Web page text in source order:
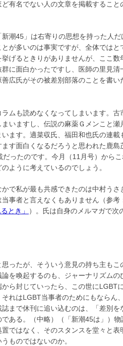
有名でない人の文章を掲載すること
潮45」は右寄りの思想を持った人だ
が多いのは事実ですが、全体ではと
げるときりがありませんが、ここ数
に面白かったですし、医師の里見清
広氏がその被差別部落のことを書い
ムも読めなくなってしまいます。古
いますし、伝説の麻薬Ｇメンこと瀬
ます。適菜収氏、福田和也氏の連載
す面白くなるだろうと思われた鹿島
ったのです。今月（11月号）から
ように考えているのでしょう。
で私が最も共感できたのは中村うさ
事者と言えなくもありません（参考
とき」
）。氏は自身のメルマガで次
ったが、そういう意見の持ち主もこ
を喚起するのも、ジャーナリズムの
ら封じていったら、この世にLGBT
れはLGBT当事者のためにもならん
まで休刊に追い込むのは、「差別を
ある。（中略）（「新潮45は」）
ではなく、そのスタンスを堂々と表
ものではないのか。